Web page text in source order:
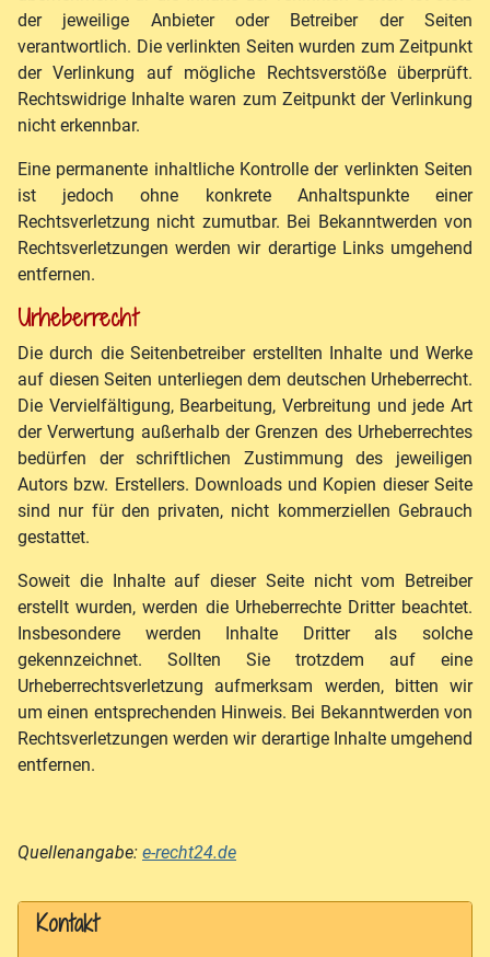
Kontakt
der jeweilige Anbieter oder Betreiber der Seiten
verantwortlich. Die verlinkten Seiten wurden zum Zeitpunkt
der Verlinkung auf mögliche Rechtsverstöße überprüft.
Rechtswidrige Inhalte waren zum Zeitpunkt der Verlinkung
nicht erkennbar.
Eine permanente inhaltliche Kontrolle der verlinkten Seiten
ist jedoch ohne konkrete Anhaltspunkte einer
Rechtsverletzung nicht zumutbar. Bei Bekanntwerden von
Rechtsverletzungen werden wir derartige Links umgehend
entfernen.
Urheberrecht
Die durch die Seitenbetreiber erstellten Inhalte und Werke
auf diesen Seiten unterliegen dem deutschen Urheberrecht.
Die Vervielfältigung, Bearbeitung, Verbreitung und jede Art
der Verwertung außerhalb der Grenzen des Urheberrechtes
bedürfen der schriftlichen Zustimmung des jeweiligen
Autors bzw. Erstellers. Downloads und Kopien dieser Seite
sind nur für den privaten, nicht kommerziellen Gebrauch
gestattet.
Soweit die Inhalte auf dieser Seite nicht vom Betreiber
erstellt wurden, werden die Urheberrechte Dritter beachtet.
Insbesondere werden Inhalte Dritter als solche
gekennzeichnet. Sollten Sie trotzdem auf eine
Urheberrechtsverletzung aufmerksam werden, bitten wir
um einen entsprechenden Hinweis. Bei Bekanntwerden von
Rechtsverletzungen werden wir derartige Inhalte umgehend
entfernen.
Quellenangabe: e-recht24.de